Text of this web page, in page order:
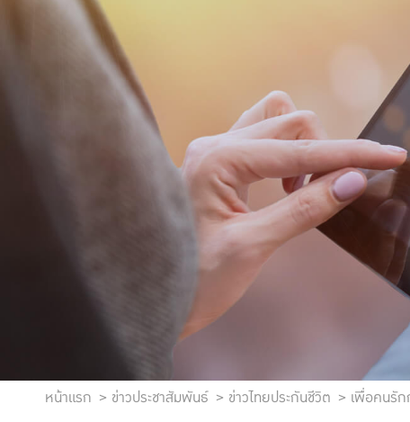
หน้าแรก ข่าวประชาสัมพันธ์ ข่าวไทยประกันชีวิต เพื่อคนรั